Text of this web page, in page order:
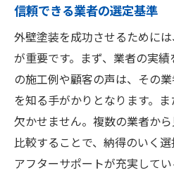
信頼できる業者の選定基準
外壁塗装を成功させるために
が重要です。まず、業者の実
の施工例や顧客の声は、その
を知る手がかりとなります。
欠かせません。複数の業者か
比較することで、納得のいく選
アフターサポートが充実して